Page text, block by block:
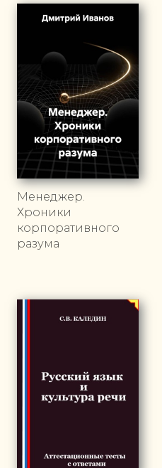
Менеджер.
Хроники
корпоративного
разума